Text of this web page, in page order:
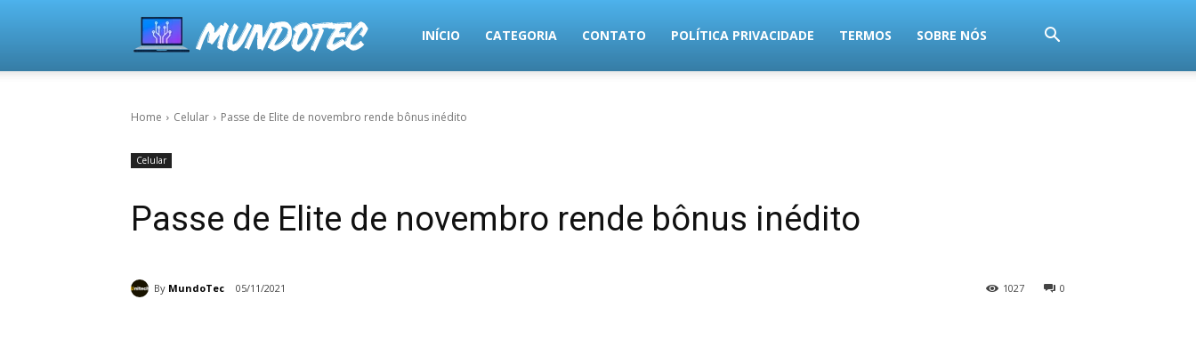
MundoTec
INÍCIO CATEGORIA CONTATO POLÍTICA PRIVACIDADE TERMOS SOBRE NÓS
Home Celular Passe de Elite de novembro rende bônus inédito
Celular
Passe de Elite de novembro rende bônus inédito
By MundoTec 05/11/2021 0
1027